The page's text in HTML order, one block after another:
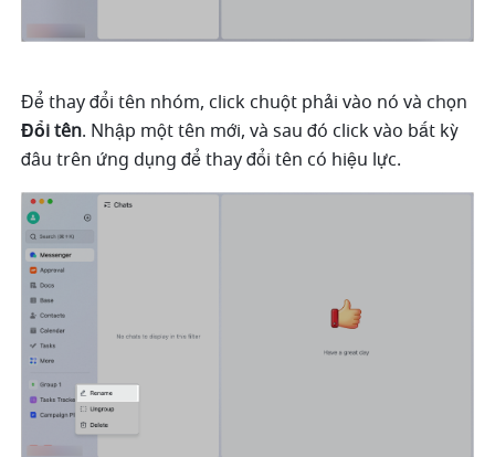
Đổi tên. Nhập một tên mới, và sau đó click vào bất kỳ
đâu trên ứng dụng để thay đổi tên có hiệu lực.